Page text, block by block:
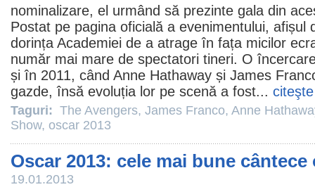
nominalizare, el urmând să prezinte gala din
Postat pe pagina oficială a evenimentului, afișul
dorința Academiei de a atrage în fața micilor
număr mai mare de spectatori tineri. O
și în 2011, când Anne Hathaway și James
gazde, însă evoluția lor pe scenă a fost... citeşte
Taguri: The Avengers, James Franco, Anne
Show, oscar 2013
Oscar 2013: cele mai bune
19.01.2013